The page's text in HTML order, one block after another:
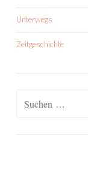
Unterwegs
Zeitgeschichte